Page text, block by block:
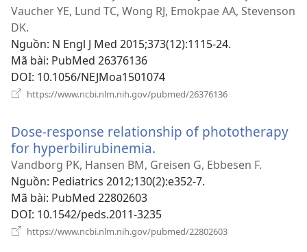
sổ
Vaucher YE, Lund TC, Wong RJ, Emokpae AA, Stevenson
DK.
Nguồn‎: N Engl J Med 2015;373(12):1115-24.
Mã bài‎: PubMed 26376136
DOI‎: 10.1056/NEJMoa1501074
https://www.ncbi.nlm.nih.gov/pubmed/26376136
mới)
Dose-response relationship of phototherapy
for hyperbilirubinemia.
cửa
sổ
Vandborg PK, Hansen BM, Greisen G, Ebbesen F.
Nguồn‎: Pediatrics 2012;130(2):e352-7.
Mã bài‎: PubMed 22802603
DOI‎: 10.1542/peds.2011-3235
https://www.ncbi.nlm.nih.gov/pubmed/22802603